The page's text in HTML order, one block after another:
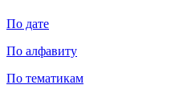
По дате
По алфавиту
По тематикам